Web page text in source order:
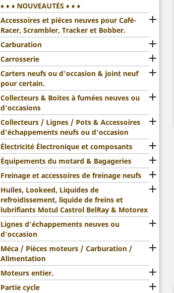
♦ ♦ ♦ NOUVEAUTÉS ♦ ♦ ♦
Accessoires et pièces neuves pour Café-
Racer, Scrambler, Tracker et Bobber.

Carburation 
Carrosserie 
Carters neufs ou d'occasion & joint neuf
pour certain.

Collecteurs & Boites à fumées neuves ou
d'occasions

Collecteurs / Lignes / Pots & Accessoires
d'échappements neufs ou d'occasion

Électricité Électronique et composants 
Équipements du motard & Bagageries 
Freinage et accessoires de freinage neufs 
Huiles, Lookeed, Liquides de
refroidissement, liquide de freins et
lubrifiants Motul Castrol BelRay & Motorex

Lignes d'échappements neuves ou
d'occasion

Méca / Pièces moteurs / Carburation /
Alimentation

Moteurs entier. 
Partie cycle 